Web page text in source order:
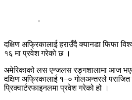
दक्षिण अफ्रिकालाई हराउँदै क्यानडा फिफा
१६ मा प्रवेश गरेको छ ।
अमेरिकाको लस एन्जलस रङ्गशालामा आज
दक्षिण अफ्रिकालाई १–० गोलअन्तरले पराजित
प्रिक्वार्टरफाइनलमा प्रवेश गरेको हो ।